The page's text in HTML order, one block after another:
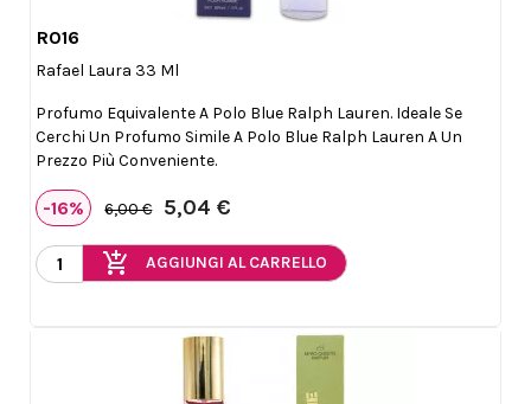
R016
Rafael Laura 33 Ml
Profumo Equivalente A Polo Blue Ralph Lauren. Ideale Se
Cerchi Un Profumo Simile A Polo Blue Ralph Lauren A Un
Prezzo Più Conveniente.
-16% 6,00 € 5,04 €
add_shopping_cart AGGIUNGI AL CARRELLO